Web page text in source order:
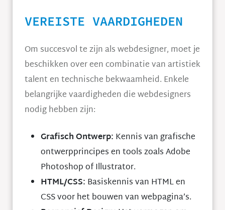
VEREISTE VAARDIGHEDEN
Om succesvol te zijn als webdesigner, moet je
beschikken over een combinatie van artistiek
talent en technische bekwaamheid. Enkele
belangrijke vaardigheden die webdesigners
nodig hebben zijn:
Grafisch Ontwerp: Kennis van grafische
ontwerpprincipes en tools zoals Adobe
Photoshop of Illustrator.
HTML/CSS: Basiskennis van HTML en
CSS voor het bouwen van webpagina’s.